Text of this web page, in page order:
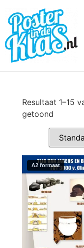
Resultaat 1–15
getoond
A2 formaat